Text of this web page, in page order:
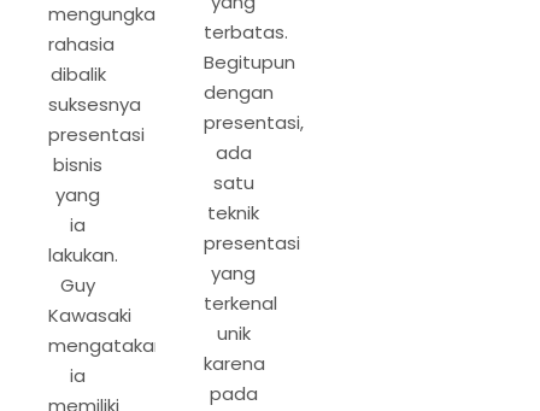
mengungkapkan
rahasia
dibalik
suksesnya
presentasi
bisnis
yang
ia
lakukan.
Guy
Kawasaki
mengatakan
ia
memiliki
terbatas.
Begitupun
dengan
presentasi,
ada
satu
teknik
presentasi
yang
terkenal
unik
karena
pada